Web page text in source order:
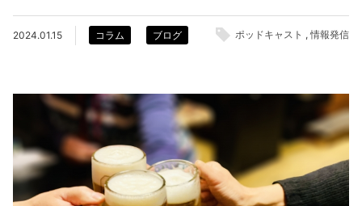
2024.01.15 コラム ブログ ポッドキャスト 情報発信